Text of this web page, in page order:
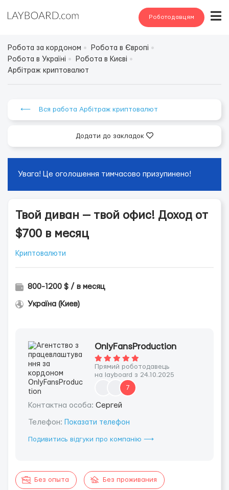
Роботодавцям
Робота за кордоном
Робота в Європі
Робота в Україні
Робота в Києві
Арбітраж криптовалют
⟵ Вся работа Арбітраж криптовалют
Додати до закладок
Увага! Це оголошення тимчасово призупинено!
Твой диван — твой офис! Доход от
$700 в месяц
Криптовалюти
800-1200 $ / в месяц
Україна (Киев)
OnlyFansProduction
Прямий роботодавець
на layboard з 24.10.2025
7
Контактна особа: Сергей
Телефон: Показати телефон
Подивитись відгуки про компанію ⟶
Без опыта Без проживания